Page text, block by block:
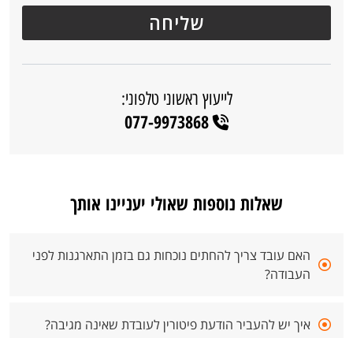
לייעוץ ראשוני טלפוני:
077-9973868
שאלות נוספות שאולי יעניינו אותך
האם עובד צריך להחתים נוכחות גם בזמן התארגנות לפני
העבודה?
איך יש להעביר הודעת פיטורין לעובדת שאינה מגיבה?